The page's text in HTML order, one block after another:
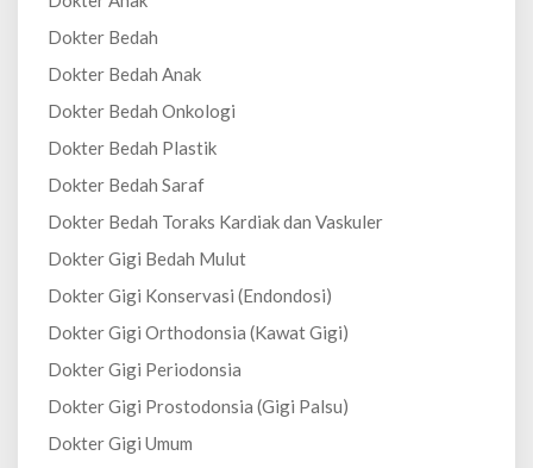
Dokter Bedah
Dokter Bedah Anak
Dokter Bedah Onkologi
Dokter Bedah Plastik
Dokter Bedah Saraf
Dokter Bedah Toraks Kardiak dan Vaskuler
Dokter Gigi Bedah Mulut
Dokter Gigi Konservasi (Endondosi)
Dokter Gigi Orthodonsia (Kawat Gigi)
Dokter Gigi Periodonsia
Dokter Gigi Prostodonsia (Gigi Palsu)
Dokter Gigi Umum